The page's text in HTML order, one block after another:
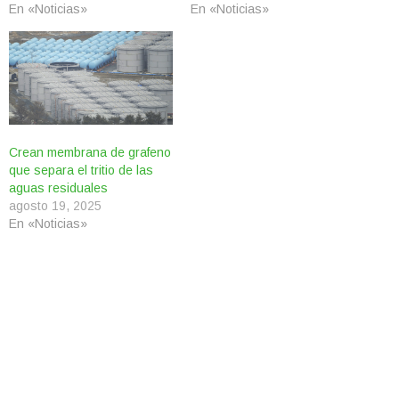
En «Noticias» En «Noticias»
Crean membrana de grafeno
que separa el tritio de las
aguas residuales
agosto 19, 2025
En «Noticias»